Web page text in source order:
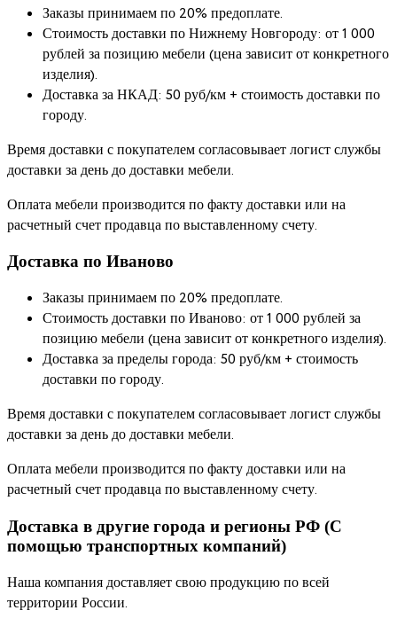
Заказы принимаем по 20% предоплате.
Стоимость доставки по Нижнему Новгороду: от 1 000
рублей за позицию мебели (цена зависит от конкретного
изделия).
Доставка за НКАД: 50 руб/км + стоимость доставки по
городу.
Время доставки с покупателем согласовывает логист службы
доставки за день до доставки мебели.
Оплата мебели производится по факту доставки или на
расчетный счет продавца по выставленному счету.
Доставка по Иваново
Заказы принимаем по 20% предоплате.
Стоимость доставки по Иваново: от 1 000 рублей за
позицию мебели (цена зависит от конкретного изделия).
Доставка за пределы города: 50 руб/км + стоимость
доставки по городу.
Время доставки с покупателем согласовывает логист службы
доставки за день до доставки мебели.
Оплата мебели производится по факту доставки или на
расчетный счет продавца по выставленному счету.
Доставка в другие города и регионы РФ (С
помощью транспортных компаний)
Наша компания доставляет свою продукцию по всей
территории России.